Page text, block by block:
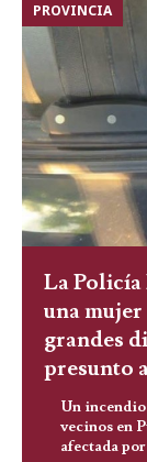
PROVINCIA
La
una
grandes
presunto
Un incendio
vecinos en
afectada